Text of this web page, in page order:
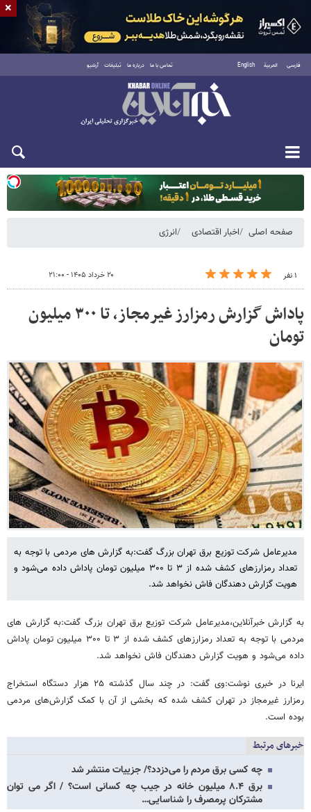
فارسی العربية English تماس با ما درباره ما تبلیغات آرشیو
دوشنبه ۱۹ مرداد ۱۴۰۵
صفحه اصلی اخبار اقتصادی انرژی
۱ نفر ۲۰ خرداد ۱۴۰۵ - ۲۱:۰۰
پاداش گزارش رمزارز غیرمجاز، تا ۳۰۰ میلیون
تومان
مدیرعامل شرکت توزیع برق تهران بزرگ گفت:به گزارش های مردمی با توجه به
تعداد رمزارزهای کشف شده از ۳ تا ۳۰۰ میلیون تومان پاداش داده می‌شود و
هویت گزارش دهندگان فاش نخواهد شد.
به گزارش خبرآنلاین،مدیرعامل شرکت توزیع برق تهران بزرگ گفت:به گزارش های
مردمی با توجه به تعداد رمزارزهای کشف شده از ۳ تا ۳۰۰ میلیون تومان پاداش
داده می‌شود و هویت گزارش دهندگان فاش نخواهد شد.
ایرنا در خبری نوشت:وی گفت: در چند سال گذشته ۲۵ هزار دستگاه استخراج
رمزارز غیرمجاز در تهران کشف شده که بخشی از آن با کمک گزارش‌های مردمی
بوده است.
خبرهای مرتبط
چه کسی برق مردم را می‌دزدد؟/ جزییات منتشر شد
برق ۸.۴ میلیون خانه در جیب چه کسانی است؟ / اگر می‌ توان
مشترکان پرمصرف را شناسایی…
×